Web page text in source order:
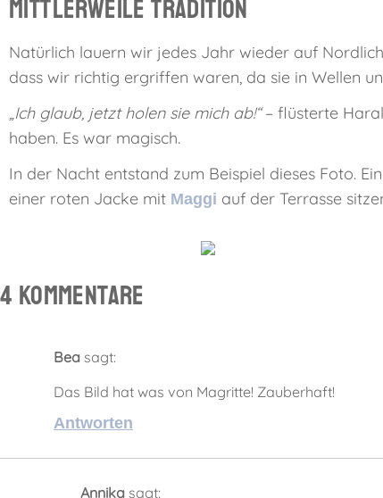
Mittlerweile Tradition
Natürlich lauern wir jedes Jahr wieder auf
dass wir richtig ergriffen waren, da sie in Wellen
„Ich glaub, jetzt holen sie mich ab!“– flüsterte
haben. Es war magisch.
In der Nacht entstand zum Beispiel dieses Foto.
einer roten Jacke mit Maggi auf der Terrasse
4 Kommentare
Bea sagt:
Das Bild hat was von Magritte! Zauberhaft!
Antworten
Annika sagt: